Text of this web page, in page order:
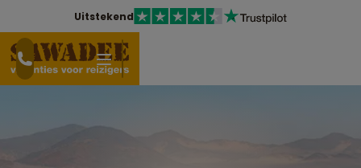
Uitstekend